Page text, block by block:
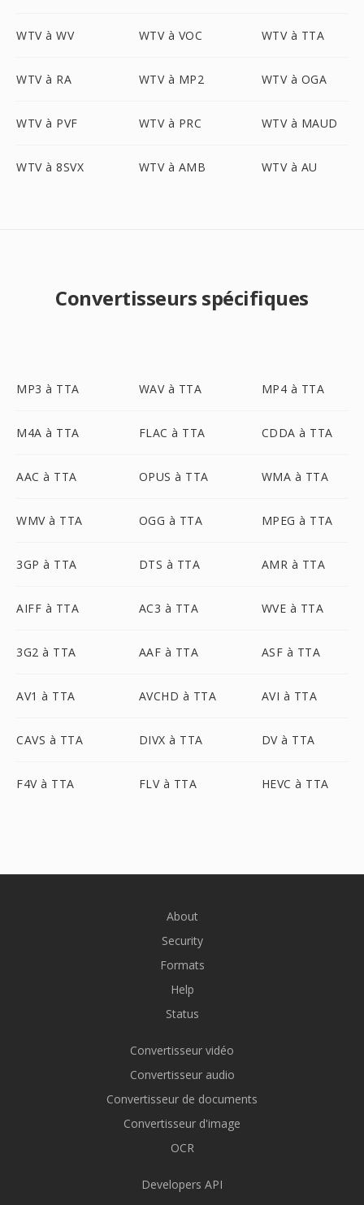
WTV à WV WTV à VOC WTV à TTA
WTV à RA WTV à MP2 WTV à OGA
WTV à PVF WTV à PRC WTV à MAUD
WTV à 8SVX WTV à AMB WTV à AU
Convertisseurs spécifiques
MP3 à TTA WAV à TTA MP4 à TTA
M4A à TTA FLAC à TTA CDDA à TTA
AAC à TTA OPUS à TTA WMA à TTA
WMV à TTA OGG à TTA MPEG à TTA
3GP à TTA DTS à TTA AMR à TTA
AIFF à TTA AC3 à TTA WVE à TTA
3G2 à TTA AAF à TTA ASF à TTA
AV1 à TTA AVCHD à TTA AVI à TTA
CAVS à TTA DIVX à TTA DV à TTA
F4V à TTA FLV à TTA HEVC à TTA
About
Security
Formats
Help
Status
Convertisseur vidéo
Convertisseur audio
Convertisseur de documents
Convertisseur d'image
OCR
Developers API